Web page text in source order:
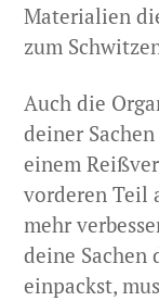
Materialien
zum
Auch die
deiner
einem
vorderen Teil
mehr
deine Sachen
einpackst,